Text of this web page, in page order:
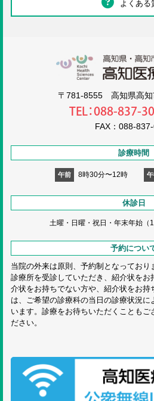
よくある
〒781-8555 高知県高知
TEL：088-837-
FAX：088-
診療時間
午前 8時30分〜12時
休診日
土曜・日曜・祝日・ 年末年始（
予約につい
当院の外来は原則、予約制となっており
診療所を受診していただき、紹介状をお
介状をお持ちでない方や、紹介状をお持
は、ご希望の診療科の当日の診療状況
います。診療をお待ちいただくこともご
ださい。